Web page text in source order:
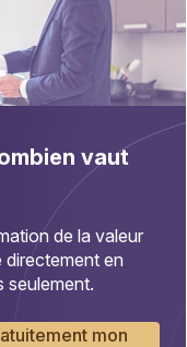
vaut
de la valeur
en
seulement.
mon